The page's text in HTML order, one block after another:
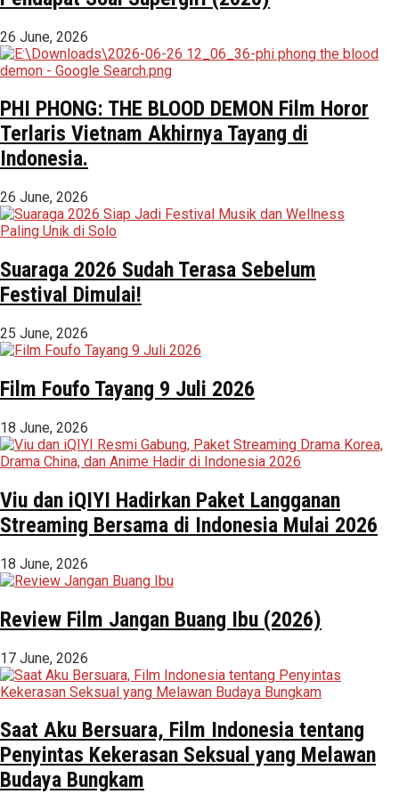
26 June, 2026
PHI PHONG: THE BLOOD DEMON Film Horor
Terlaris Vietnam Akhirnya Tayang di
Indonesia.
26 June, 2026
Suaraga 2026 Sudah Terasa Sebelum
Festival Dimulai!
25 June, 2026
Film Foufo Tayang 9 Juli 2026
18 June, 2026
Viu dan iQIYI Hadirkan Paket Langganan
Streaming Bersama di Indonesia Mulai 2026
18 June, 2026
Review Film Jangan Buang Ibu (2026)
17 June, 2026
Saat Aku Bersuara, Film Indonesia tentang
Penyintas Kekerasan Seksual yang Melawan
Budaya Bungkam